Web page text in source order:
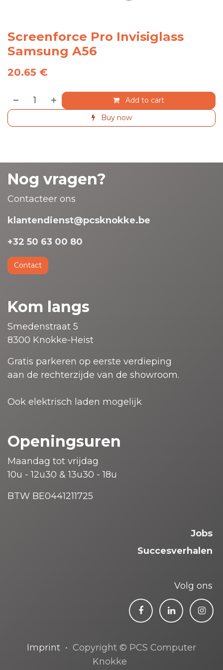
Screenforce Pro Invisiglass
Samsung A56
20.65 €
Add to cart
Buy now
Nog vragen?
Contacteer ons
klantendienst@pcsknokke.be
+32 50 63 00 80
Contact
Kom langs
Smedenstraat 5
8300 Knokke-Heist
Gratis parkeren op eerste verdieping
aan de rechterzijde van de showroom.
Ook elektrisch laden mogelijk
Openingsuren
Maandag tot vrijdag
10u - 12u30 & 13u30 - 18u
BTW BE0441211725
Jobs
Succesverhalen
Volg ons
Imprint • Copyright © PCS Computer
Knokke